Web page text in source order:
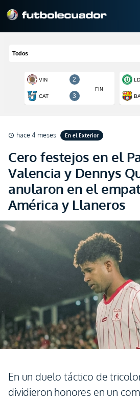
schedule hace 4 meses En el Exterior
Cero festejos en el
Valencia y Dennys
anularon en el
América y Llaneros
En un duelo táctico de
dividieron honores en un